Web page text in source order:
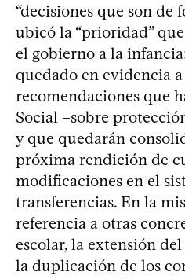
“decisiones que son de
ubicó la “prioridad”
el gobierno a la
quedado en evidencia
recomendaciones que
Social –sobre
y que quedarán
próxima rendición de
modificaciones en el
transferencias. En la
referencia a otras
escolar, la extensión
la duplicación de los